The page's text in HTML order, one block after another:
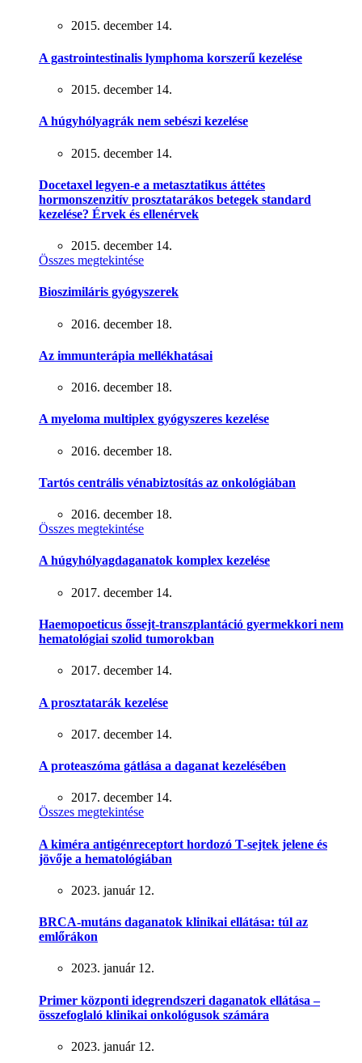
2015. december 14.
A gastrointestinalis lymphoma korszerű kezelése
2015. december 14.
A húgyhólyagrák nem sebészi kezelése
2015. december 14.
Docetaxel legyen-e a metasztatikus áttétes
hormonszenzitív prosztatarákos betegek standard
kezelése? Érvek és ellenérvek
2015. december 14.
Összes megtekintése
Bioszimiláris gyógyszerek
2016. december 18.
Az immunterápia mellékhatásai
2016. december 18.
A myeloma multiplex gyógyszeres kezelése
2016. december 18.
Tartós centrális vénabiztosítás az onkológiában
2016. december 18.
Összes megtekintése
A húgyhólyagdaganatok komplex kezelése
2017. december 14.
Haemopoeticus őssejt-transzplantáció gyermekkori nem
hematológiai szolid tumorokban
2017. december 14.
A prosztatarák kezelése
2017. december 14.
A proteaszóma gátlása a daganat kezelésében
2017. december 14.
Összes megtekintése
A kiméra antigénreceptort hordozó T-sejtek jelene és
jövője a hematológiában
2023. január 12.
BRCA-mutáns daganatok klinikai ellátása: túl az
emlőrákon
2023. január 12.
Primer központi idegrendszeri daganatok ellátása –
összefoglaló klinikai onkológusok számára
2023. január 12.